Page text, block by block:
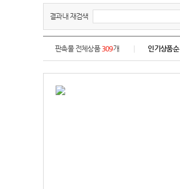
결과내 재검색
판촉물 전체상품 309개 인기상품순